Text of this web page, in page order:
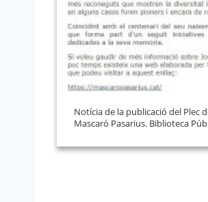
Notícia de la publicació del Plec
Mascaró Pasarius. Biblioteca